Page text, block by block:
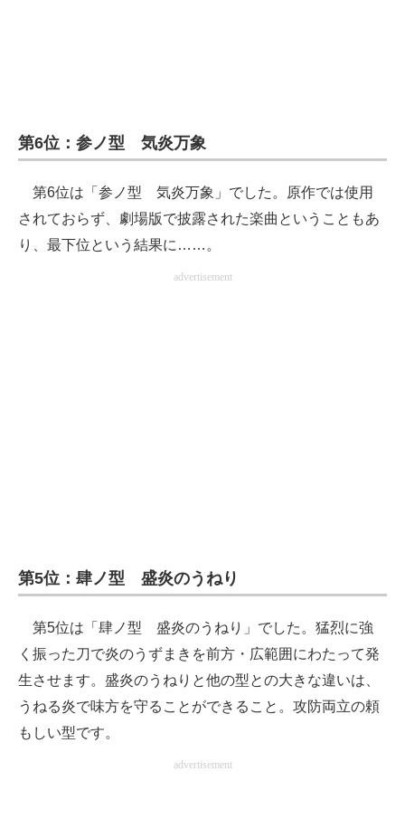
ちょっと気になるネットの話題
第6位：参ノ型 気炎万象
第6位は「参ノ型 気炎万象」でした。原作では使用
されておらず、劇場版で披露された楽曲ということもあ
り、最下位という結果に……。
advertisement
第5位：肆ノ型 盛炎のうねり
第5位は「肆ノ型 盛炎のうねり」でした。猛烈に強
く振った刀で炎のうずまきを前方・広範囲にわたって発
生させます。盛炎のうねりと他の型との大きな違いは、
うねる炎で味方を守ることができること。攻防両立の頼
もしい型です。
advertisement